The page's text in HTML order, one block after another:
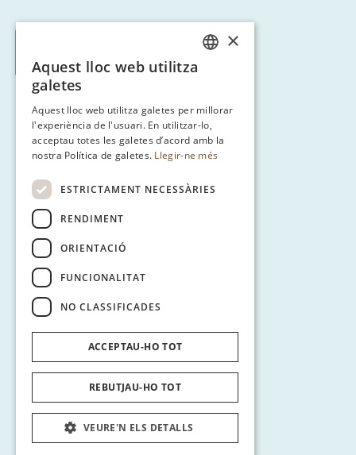
SPANISH
GERMAN
×
Aquest lloc web utilitza
galetes
Aquest lloc web utilitza galetes per millorar
l'experiència de l'usuari. En utilitzar-lo,
acceptau totes les galetes d’acord amb la
nostra Política de galetes. Llegir-ne més
ESTRICTAMENT NECESSÀRIES
RENDIMENT
ORIENTACIÓ
FUNCIONALITAT
NO CLASSIFICADES
ACCEPTAU-HO TOT
REBUTJAU-HO TOT
VEURE'N ELS DETALLS